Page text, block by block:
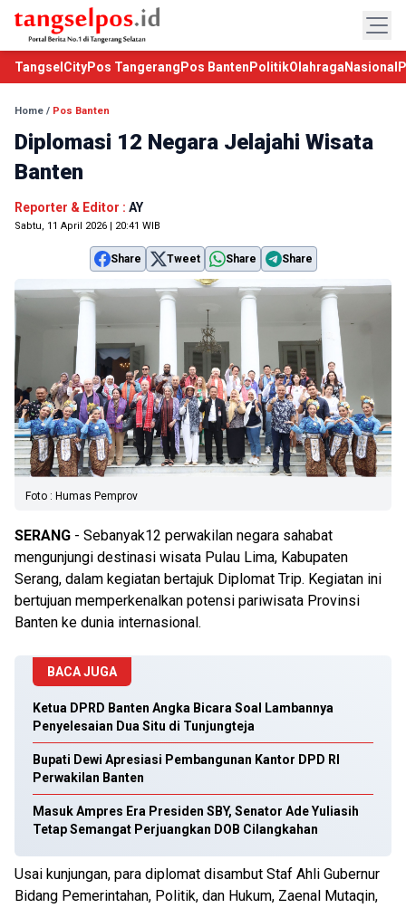
TangselCityPos Tangerang Pos Banten PolitikOlahraga Nasional
Home / Pos Banten
Diplomasi 12 Negara Jelajahi Wisata
Banten
Reporter & Editor : AY
Sabtu, 11 April 2026 | 20:41 WIB
Share Tweet Share Share
Foto : Humas Pemprov
SERANG - Sebanyak12 perwakilan negara sahabat
mengunjungi destinasi wisata Pulau Lima, Kabupaten
Serang, dalam kegiatan bertajuk Diplomat Trip. Kegiatan ini
bertujuan memperkenalkan potensi pariwisata Provinsi
Banten ke dunia internasional.
BACA JUGA
Ketua DPRD Banten Angka Bicara Soal Lambannya
Penyelesaian Dua Situ di Tunjungteja
Bupati Dewi Apresiasi Pembangunan Kantor DPD RI
Perwakilan Banten
Masuk Ampres Era Presiden SBY, Senator Ade Yuliasih
Tetap Semangat Perjuangkan DOB Cilangkahan
Usai kunjungan, para diplomat disambut Staf Ahli Gubernur
Bidang Pemerintahan, Politik, dan Hukum, Zaenal Mutaqin,